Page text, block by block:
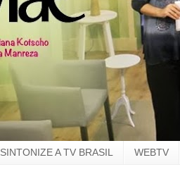
SINTONIZE A TV BRASIL WEBTV